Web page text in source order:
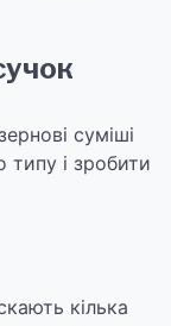
суміші
і зробити
кілька